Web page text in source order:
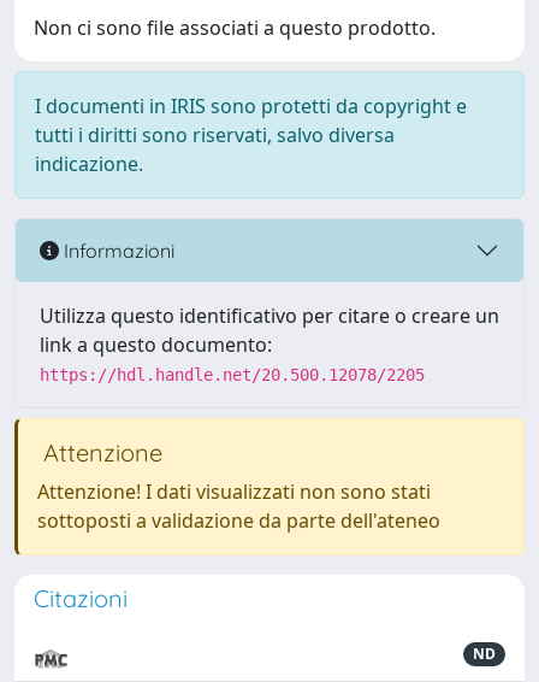
Non ci sono file associati a questo prodotto.
I documenti in IRIS sono protetti da copyright e
tutti i diritti sono riservati, salvo diversa
indicazione.
Informazioni
Utilizza questo identificativo per citare o creare un
link a questo documento:
https://hdl.handle.net/20.500.12078/2205
Attenzione
Attenzione! I dati visualizzati non sono stati
sottoposti a validazione da parte dell'ateneo
Citazioni
ND